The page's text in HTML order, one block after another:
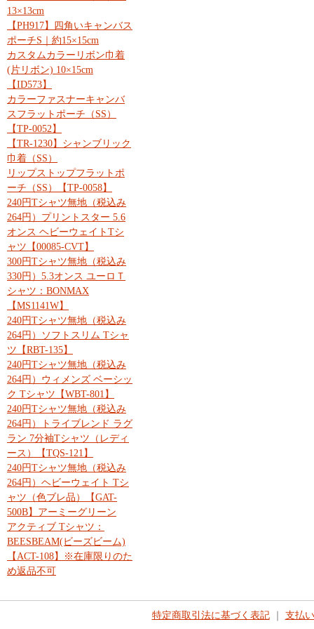
13×13cm
【PH917】四角いキャンバス
ポーチS｜約15×15cm
カスタムカラーリボン巾着
(片リボン) 10×15cm
【ID573】
カラーファスナーキャンバ
スフラットポーチ（SS）
【TP-0052】
【TR-1230】シャンブリック
巾着（SS）
リップストップフラットポ
ーチ（SS）【TP-0058】
240円Tシャツ無地（税込み
264円）プリントスター 5.6
オンス ヘビーウェイトTシ
ャツ【00085-CVT】
300円Tシャツ無地（税込み
330円）5.3オンス ユーロＴ
シャツ：BONMAX
【MS1141W】
240円Tシャツ無地（税込み
264円）ソフトスリム Tシャ
ツ【RBT-135】
240円Tシャツ無地（税込み
264円）ウィメンズ ベーシッ
ク Tシャツ【WBT-801】
240円Tシャツ無地（税込み
264円）トライブレンド ラグ
ラン 7分袖Tシャツ（レディ
ース）【TQS-121】
240円Tシャツ無地（税込み
264円）ヘビーウェイト Tシ
ャツ（色ブレ品）【GAT-
500B】アーミーグリーン
アクティブ Tシャツ：
BEESBEAM(ビーズビーム)
【ACT-108】※在庫限りのた
め返品不可
特定商取引法に基づく表記｜ 支払